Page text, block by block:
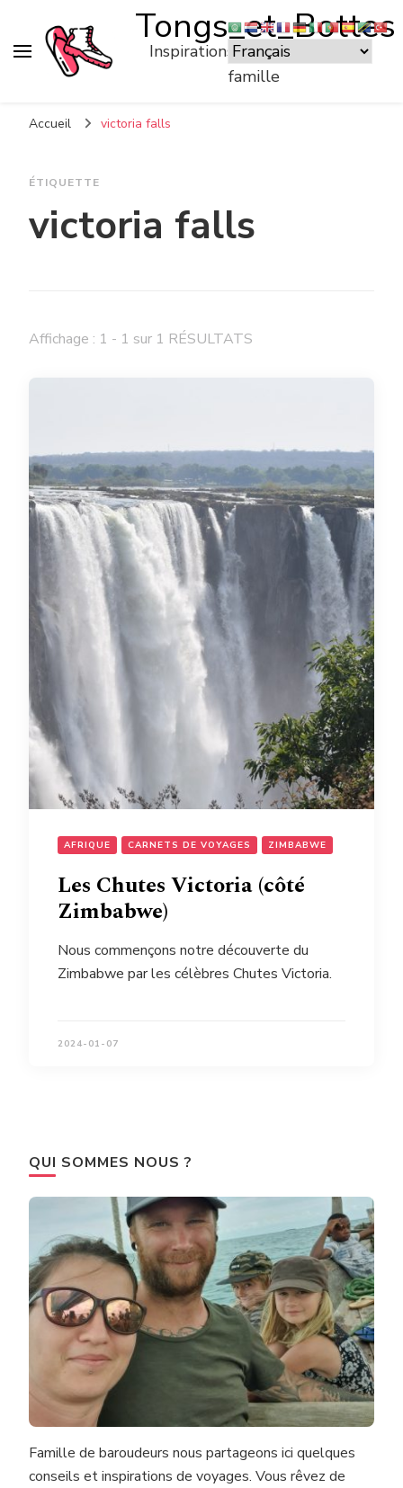
Tongs_et_Bottes
Inspirations pour voyager en
famille
Accueil victoria falls
ÉTIQUETTE
victoria falls
Affichage : 1 - 1 sur 1 RÉSULTATS
AFRIQUE CARNETS DE VOYAGES ZIMBABWE
Les Chutes Victoria (côté
Zimbabwe)
Nous commençons notre découverte du
Zimbabwe par les célèbres Chutes Victoria.
2024-01-07
QUI SOMMES NOUS ?
Famille de baroudeurs nous partageons ici quelques
conseils et inspirations de voyages. Vous rêvez de